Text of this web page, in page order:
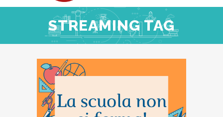
STREAMING TAG